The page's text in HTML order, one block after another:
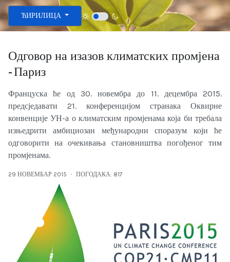
Изаберите ваш језик
ЋИРИЛИЦА
Одговор на изазов климатских промјена
- Париз
Француска ће од 30. новембра до 11. децембра 2015.
предсједавати 21. конференцијом странака Оквирне
конвенције УН-а о климатским промјенама која би требала
изњедрити амбициозан међународни споразум који ће
одговорити на очекивања становништва погођеног тим
промјенама.
29 НОВЕМБАР 2015 ПОГОДАКА: 817